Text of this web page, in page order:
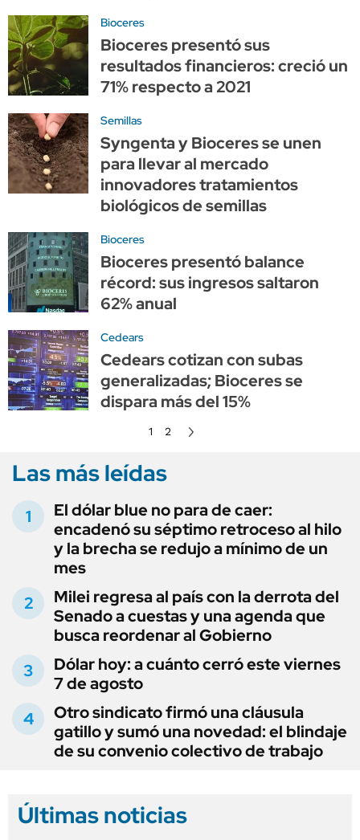
Bioceres
Bioceres presentó sus
resultados financieros: creció un
71% respecto a 2021
Semillas
Syngenta y Bioceres se unen
para llevar al mercado
innovadores tratamientos
biológicos de semillas
Bioceres
Bioceres presentó balance
récord: sus ingresos saltaron
62% anual
Cedears
Cedears cotizan con subas
generalizadas; Bioceres se
dispara más del 15%
1 2
Las más leídas
El dólar blue no para de caer:
encadenó su séptimo retroceso al hilo
y la brecha se redujo a mínimo de un
mes
Milei regresa al país con la derrota del
Senado a cuestas y una agenda que
busca reordenar al Gobierno
Dólar hoy: a cuánto cerró este viernes
7 de agosto
Otro sindicato firmó una cláusula
gatillo y sumó una novedad: el blindaje
de su convenio colectivo de trabajo
Últimas noticias